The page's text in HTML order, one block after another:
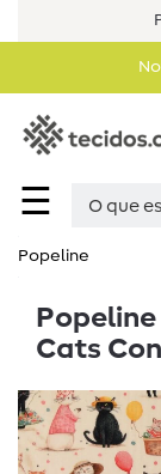
☰
Popeline
Cats